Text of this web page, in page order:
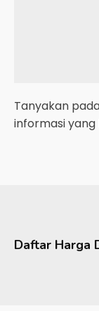
Tanyakan
informasi
Daftar Harga